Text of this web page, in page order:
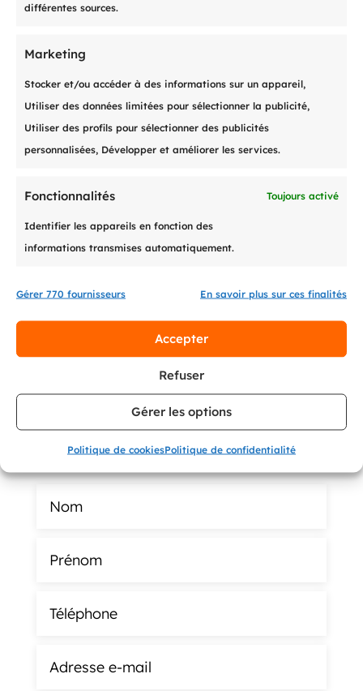
différentes sources.
Marketing
Stocker et/ou accéder à des informations sur un appareil,
Utiliser des données limitées pour sélectionner la publicité,
Utiliser des profils pour sélectionner des publicités
personnalisées, Développer et améliorer les services.
Fonctionnalités Toujours activé
Identifier les appareils en fonction des
informations transmises automatiquement.
Gérer 770 fournisseurs En savoir plus sur ces finalités
Accepter
Refuser
Gérer les options
Politique de cookiesPolitique de confidentialité
portail en ligne.
FAITES APPEL À L’UN DE NOS
GESTIONNAIRES
Contact